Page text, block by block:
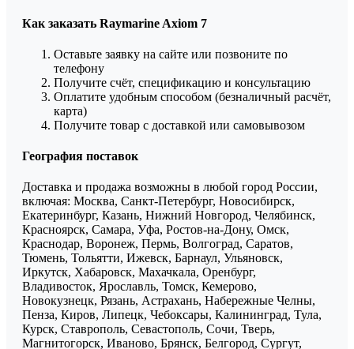
Как заказать Raymarine Axiom 7
Оставьте заявку на сайте или позвоните по
телефону
Получите счёт, спецификацию и консультацию
Оплатите удобным способом (безналичный расчёт,
карта)
Получите товар с доставкой или самовывозом
География поставок
Доставка и продажа возможны в любой город России,
включая: Москва, Санкт-Петербург, Новосибирск,
Екатеринбург, Казань, Нижний Новгород, Челябинск,
Красноярск, Самара, Уфа, Ростов-на-Дону, Омск,
Краснодар, Воронеж, Пермь, Волгоград, Саратов,
Тюмень, Тольятти, Ижевск, Барнаул, Ульяновск,
Иркутск, Хабаровск, Махачкала, Оренбург,
Владивосток, Ярославль, Томск, Кемерово,
Новокузнецк, Рязань, Астрахань, Набережные Челны,
Пенза, Киров, Липецк, Чебоксары, Калининград, Тула,
Курск, Ставрополь, Севастополь, Сочи, Тверь,
Магнитогорск, Иваново, Брянск, Белгород, Сургут,